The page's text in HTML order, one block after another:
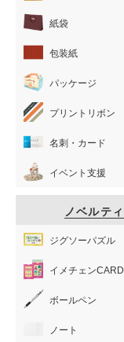
紙袋
包装紙
パッケージ
プリントリボン
名刺・カード
イベント支援
ノベルティ
ジグソーパズル
イメチェンCARD
ボールペン
ノート